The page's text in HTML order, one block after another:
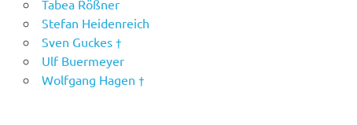
Tabea Rößner
Stefan Heidenreich
Sven Guckes †
Ulf Buermeyer
Wolfgang Hagen †